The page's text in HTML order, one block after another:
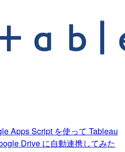
Apps Script を使って Tableau
Drive に自動連携してみた